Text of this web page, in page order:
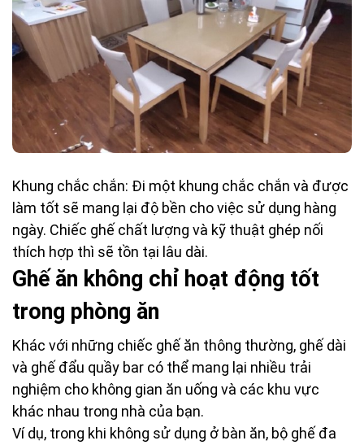
Khung chắc chắn: Đi một khung chắc chắn và được
làm tốt sẽ mang lại độ bền cho việc sử dụng hàng
ngày. Chiếc ghế chất lượng và kỹ thuật ghép nối
thích hợp thì sẽ tồn tại lâu dài.
Ghế ăn không chỉ hoạt động tốt
trong phòng ăn
Khác với những chiếc ghế ăn thông thường, ghế dài
và ghế đẩu quầy bar có thể mang lại nhiều trải
nghiệm cho không gian ăn uống và các khu vực
khác nhau trong nhà của bạn.
Ví dụ, trong khi không sử dụng ở bàn ăn, bộ ghế đa